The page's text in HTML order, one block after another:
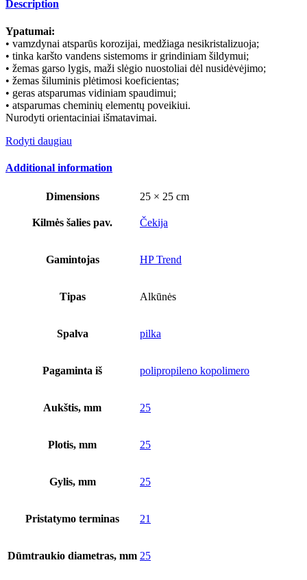
Description
Ypatumai:
• vamzdynai atsparūs korozijai, medžiaga nesikristalizuoja;
• tinka karšto vandens sistemoms ir grindiniam šildymui;
• žemas garso lygis, maži slėgio nuostoliai dėl nusidėvėjimo;
• žemas šiluminis plėtimosi koeficientas;
• geras atsparumas vidiniam spaudimui;
• atsparumas cheminių elementų poveikiui.
Nurodyti orientaciniai išmatavimai.
Rodyti daugiau
Additional information
Dimensions 25 × 25 cm
Kilmės šalies pav. Čekija
Gamintojas HP Trend
Tipas Alkūnės
Spalva pilka
Pagaminta iš polipropileno kopolimero
Aukštis, mm 25
Plotis, mm 25
Gylis, mm 25
Pristatymo terminas 21
Dūmtraukio diametras, mm 25